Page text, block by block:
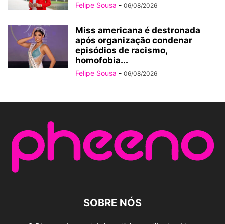
Felipe Sousa - 06/08/2026
Miss americana é destronada
após organização condenar
episódios de racismo,
homofobia...
Felipe Sousa - 06/08/2026
SOBRE NÓS